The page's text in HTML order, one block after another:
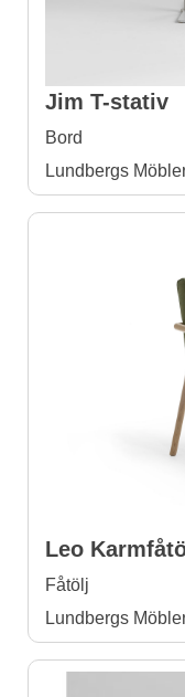
Jim T-stativ
Bord
Lundbergs
Leo
Fåtölj
Lundbergs